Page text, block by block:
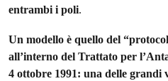
entrambi i poli.
Un modello è quello del
all’interno del Trattato per
4 ottobre 1991: una delle grandi